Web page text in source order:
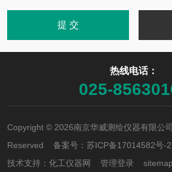
热线电话：
025-
Copyright © 2026南京华威测绘仪器有限公
Reserved 备案号： 苏ICP备17014582号-2
技术支持： 化工仪器网 管理登录